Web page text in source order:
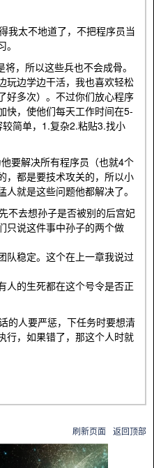
我太不地道了，不把程序员当
，所以这些兵也不会成骨。
玩边学边干活，我也喜欢轻松
好多次）。不过你们放心程序
快，使他们每天工作时间在5-
简单，1.复杂2.粘贴3.找小
要解决所有程序员（也就4个
，都是要技术攻关的，所以小
就是这些问题他都解决了。
不去想孙子是否被别的后宫妃
只说这件事中孙子的两个做
稳定。这个在上一章我说过
的生死都在这个号令是否正
的人要严惩，下任务时要想清
行，如果错了，那这个人时就
刷新页面 返回顶部